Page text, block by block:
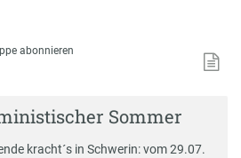
abonnieren
Sommer
kracht´s in Schwerin: vom 29.07.